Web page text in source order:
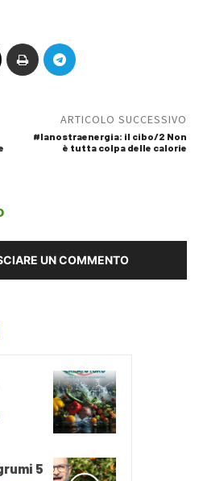
ARTICOLO SUCCESSIVO
#lanostraenergia: il cibo/2 Non
è tutta colpa delle calorie
UN COMMENTO
5